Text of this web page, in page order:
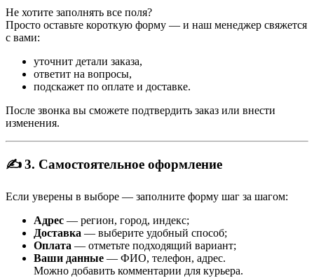
Не хотите заполнять все поля?
Просто оставьте короткую форму — и наш менеджер свяжется
с вами:
уточнит детали заказа,
ответит на вопросы,
подскажет по оплате и доставке.
После звонка вы сможете подтвердить заказ или внести
изменения.
✍️ 3. Самостоятельное оформление
Если уверены в выборе — заполните форму шаг за шагом:
Адрес — регион, город, индекс;
Доставка — выберите удобный способ;
Оплата — отметьте подходящий вариант;
Ваши данные — ФИО, телефон, адрес.
Можно добавить комментарии для курьера.